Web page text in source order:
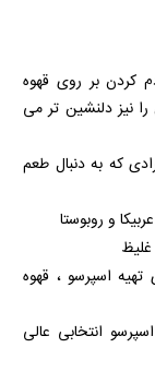
کردن بر روی قهوه
نیز دلنشین‌ تر می‌
که به دنبال طعم‌
و روبوستا
تهیه اسپرسو ، قهوه‌
انتخابی عالی